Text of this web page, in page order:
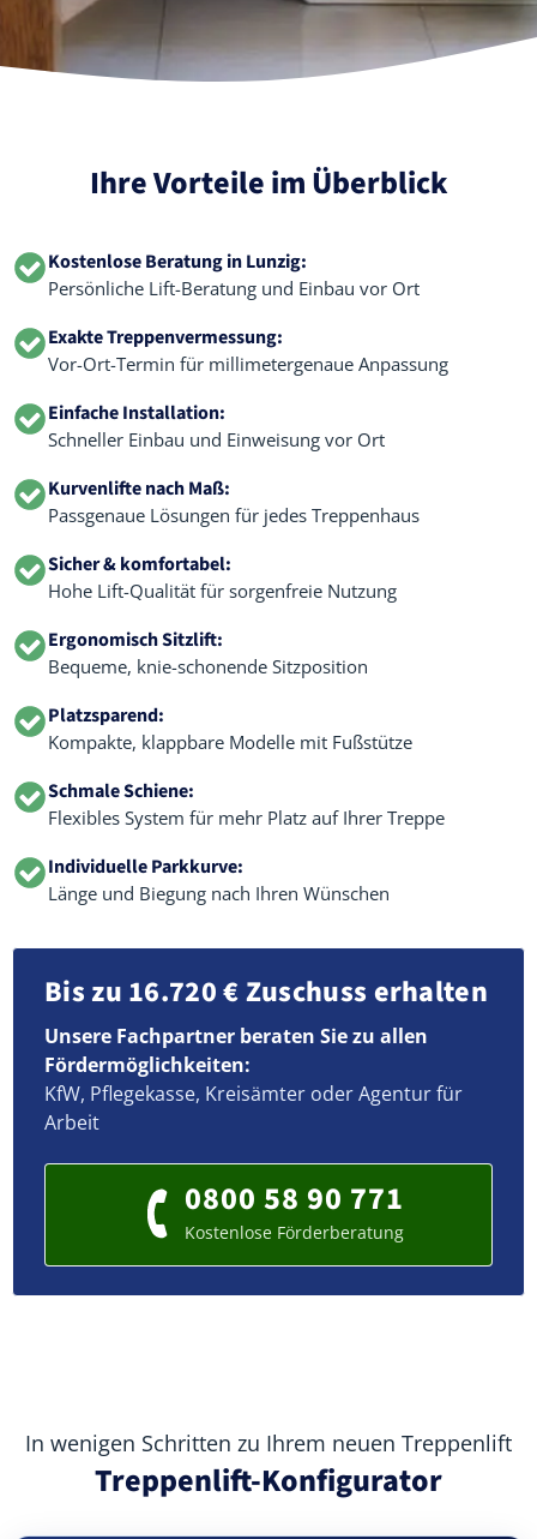
Ihre Vorteile im Überblick
Kostenlose Beratung in Lunzig:
Persönliche Lift-Beratung und Einbau vor Ort
Exakte Treppenvermessung:
Vor-Ort-Termin für millimetergenaue Anpassung
Einfache Installation:
Schneller Einbau und Einweisung vor Ort
Kurvenlifte nach Maß:
Passgenaue Lösungen für jedes Treppenhaus
Sicher & komfortabel:
Hohe Lift-Qualität für sorgenfreie Nutzung
Ergonomisch Sitzlift:
Bequeme, knie-schonende Sitzposition
Platzsparend:
Kompakte, klappbare Modelle mit Fußstütze
Schmale Schiene:
Flexibles System für mehr Platz auf Ihrer Treppe
Individuelle Parkkurve:
Länge und Biegung nach Ihren Wünschen
Bis zu 16.720 € Zuschuss erhalten
Unsere Fachpartner beraten Sie zu allen
Fördermöglichkeiten:
KfW, Pflegekasse, Kreisämter oder Agentur für
Arbeit
0800 58 90 771
Kostenlose Förderberatung
In wenigen Schritten zu Ihrem neuen Treppenlift
Treppenlift-Konfigurator